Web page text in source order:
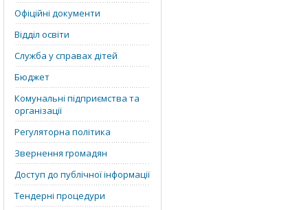
Офіційні документи
Відділ освіти
Служба у справах дітей
Бюджет
Комунальні підприємства та
організації
Регуляторна політика
Звернення громадян
Доступ до публічної інформації
Тендерні процедури